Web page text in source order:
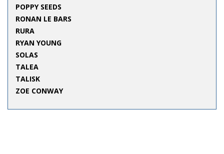
POPPY SEEDS
RONAN LE BARS
RURA
RYAN YOUNG
SOLAS
TALEA
TALISK
ZOE CONWAY